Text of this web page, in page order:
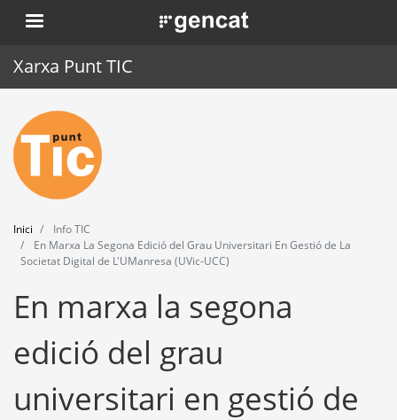
Vés
al
. Obre en una nova finestra.
Xarxa Punt TIC
Inici
Punt TIC
Actualitat
Agenda
Eines
Inici
Info TIC
En Marxa La Segona Edició del Grau Universitari En Gestió de La
Societat Digital de L'UManresa (UVic-UCC)
En marxa la segona
edició del grau
universitari en gestió de